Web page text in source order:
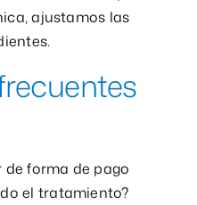
ajustamos las
forma de pago
el tratamiento?